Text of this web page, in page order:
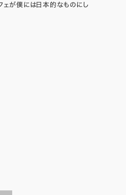
が僕には日本的なものにし